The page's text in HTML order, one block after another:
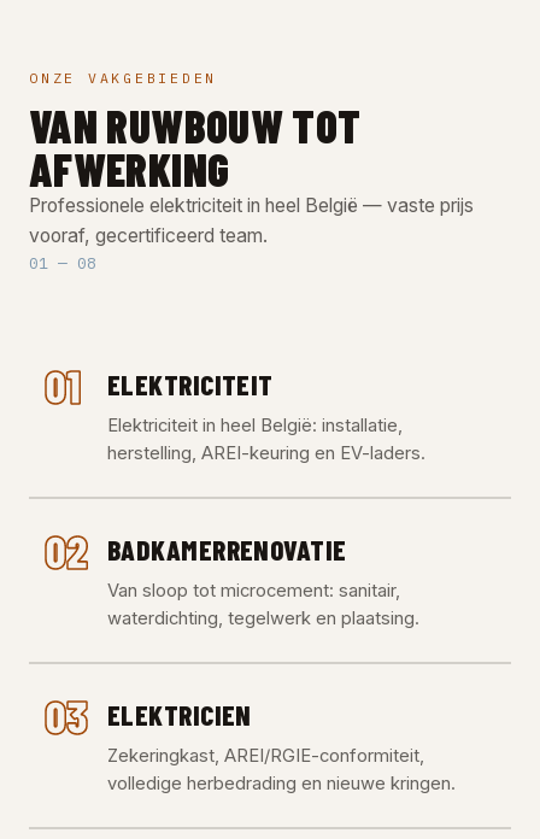
ONZE VAKGEBIEDEN
VAN RUWBOUW TOT
AFWERKING
Professionele elektriciteit in heel België — vaste prijs
vooraf, gecertificeerd team.
01 — 08
01 ELEKTRICITEIT
Elektriciteit in heel België: installatie,
herstelling, AREI-keuring en EV-laders.
02 BADKAMERRENOVATIE
Van sloop tot microcement: sanitair,
waterdichting, tegelwerk en plaatsing.
03 ELEKTRICIEN
Zekeringkast, AREI/RGIE-conformiteit,
volledige herbedrading en nieuwe kringen.